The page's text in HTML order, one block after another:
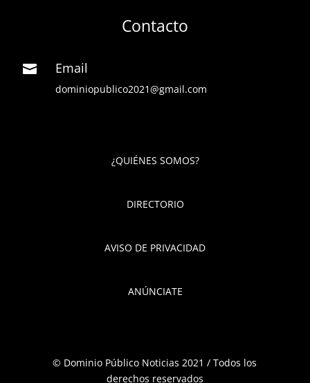
Contacto
 Email
dominiopublico2021@gmail.com
¿QUIÉNES SOMOS?
DIRECTORIO
AVISO DE PRIVACIDAD
ANÚNCIATE
© Dominio Público Noticias 2021 / Todos los
derechos reservados